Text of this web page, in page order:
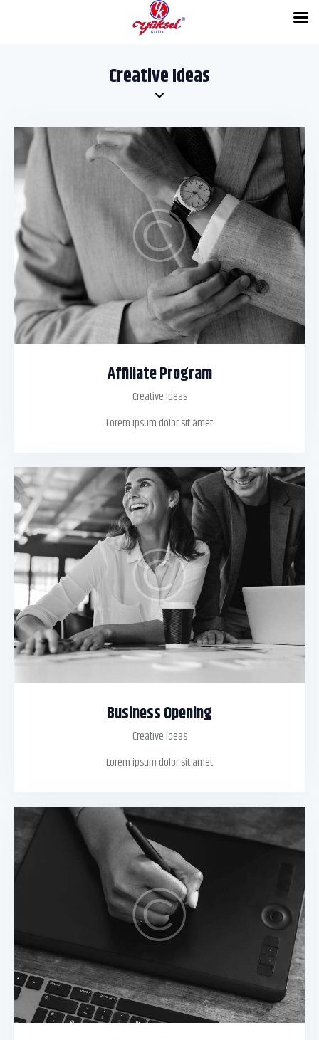
Creative Ideas
Affiliate Program
Creative Ideas
Lorem ipsum dolor sit amet
Business Opening
Creative Ideas
Lorem ipsum dolor sit amet